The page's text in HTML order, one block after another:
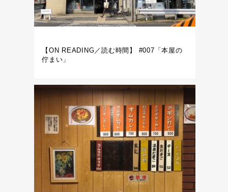
【ON READING／読む時間】 #007「本屋の
佇まい」